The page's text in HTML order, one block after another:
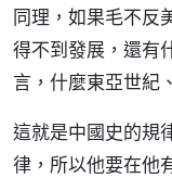
同理，如果毛不反
得不到發展，還有
言，什麼東亞世紀
這就是中國史的規
律，所以他要在他